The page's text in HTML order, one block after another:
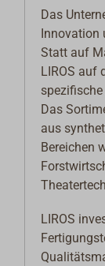
Das
Statt auf
LIROS auf
Das
aus
Bereichen
LIROS